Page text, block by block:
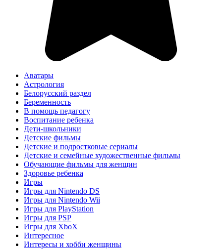
Аватары
Астрология
Белорусский раздел
Беременность
В помощь педагогу
Воспитание ребенка
Дети-школьники
Детские фильмы
Детские и подростковые сериалы
Детские и семейные художественные фильмы
Обучающие фильмы для женщин
Здоровье ребенка
Игры
Игры для Nintendo DS
Игры для Nintendo Wii
Игры для PlayStation
Игры для PSP
Игры для XboX
Интересное
Интересы и хобби женщины